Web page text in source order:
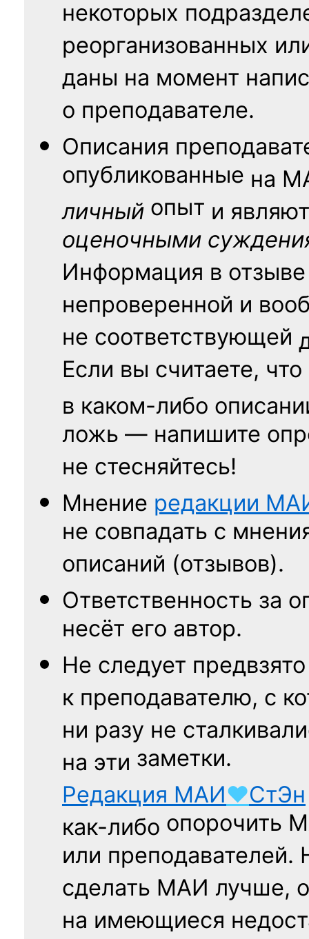
некоторых
реорганизованных
даны на момент
о преподавателе.
Описания
опубликованные на
личный опыт и
оценочными
Информация в
непроверенной и
не соответствующей
Если вы считаете, что
в каком-либо
ложь — напишите
не стесняйтесь!
Мнение редакции
не совпадать с
описаний (отзывов).
Ответственность за
несёт его автор.
Не следует
к преподавателю, с
ни разу не
на эти заметки.
Редакция МАИ♥СтЭн
как-либо опорочить
или
сделать МАИ лучше,
на имеющиеся